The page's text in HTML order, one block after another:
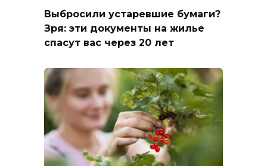
Выбросили устаревшие бумаги?
Зря: эти документы на жилье
спасут вас через 20 лет